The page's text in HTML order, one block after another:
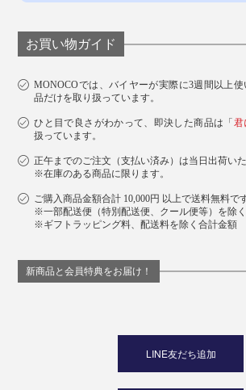
お買い物ガイド
MONOCOでは、バイヤーが実際に3週間以上
品だけを取り扱っています。
ひと目で良さがわかって、即決した商品は「 君
扱っています。
正午までのご注文（支払い済み）は当日出荷いた
※在庫のある商品に限ります。
ご購入商品金額合計 10,000円 以上で送料無料で
※一部配送便（特別配送便、クール便等）を除く
※ギフトラッピング料、配送料を除く合計金額
新商品と会員特典をお届け！
LINE友だち追加